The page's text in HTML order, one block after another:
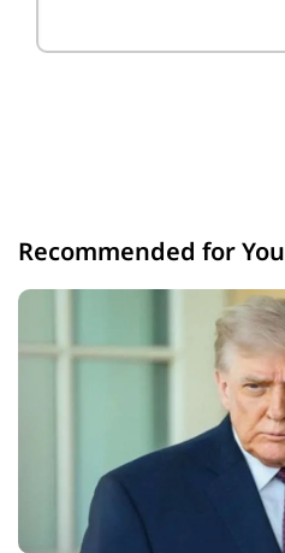
Recommended for You